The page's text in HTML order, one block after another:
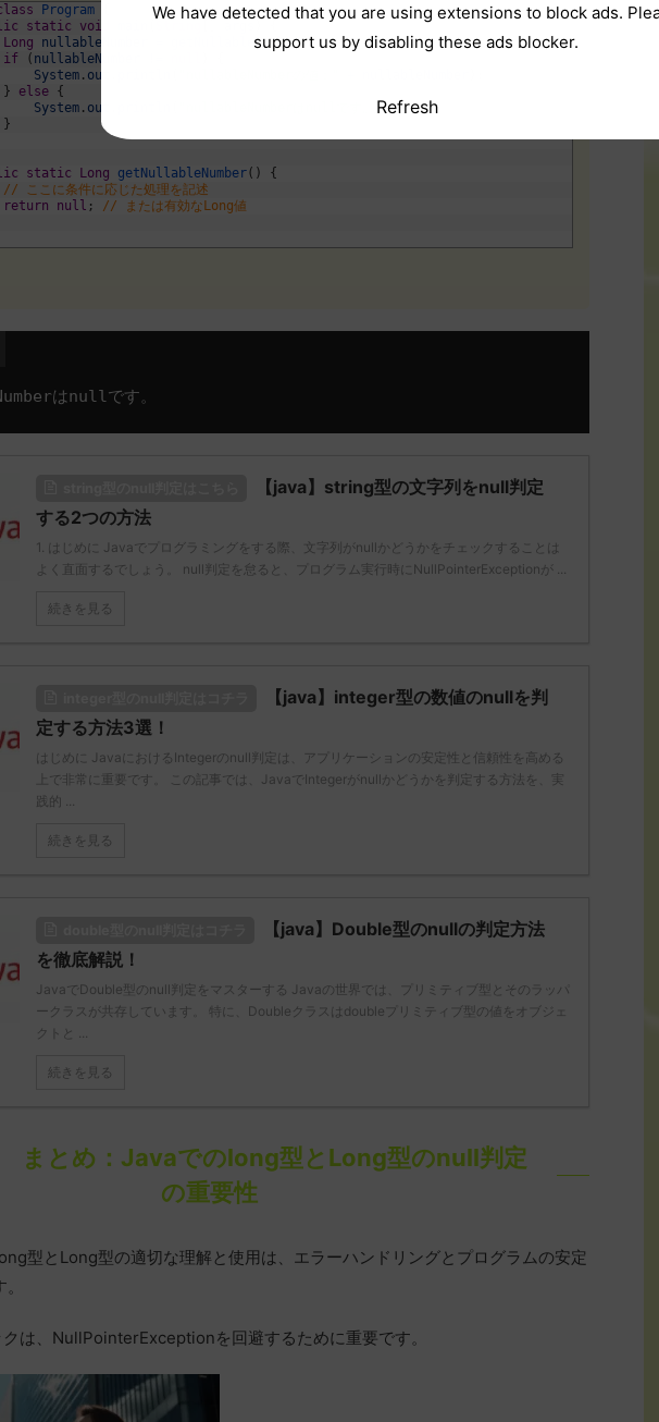
Program
static void
Long
nullableNumber getNullableNumber() ;
if
( nullableNumber
System . out
}
else {
System . out "nullableNumberはnullです。");
}
static Long getNullableNumber( )
{
// ここに条件に応じた処理を記述
return
null ;
// または有効なLong値
【java】string型の文字列をnull判定
する2つの方法
1. はじめに Javaでプログラミングをする際、文字列がnullかどうかをチェックすることは
よく直面するでしょう。 null判定を怠ると、プログラム実行時にNullPointerExceptionが ...
続きを見る
【java】integer型の数値のnullを判
定する方法3選！
はじめに JavaにおけるIntegerのnull判定は、アプリケーションの安定性と信頼性を高める
上で非常に重要です。 この記事では、JavaでIntegerがnullかどうかを判定する方法を、実
践的 ...
続きを見る
【java】Double型のnullの判定方法
を徹底解説！
JavaでDouble型のnull判定をマスターする Javaの世界では、プリミティブ型とそのラッパ
ークラスが共存しています。 特に、Doubleクラスはdoubleプリミティブ型の値をオブジェ
クトと ...
続きを見る
まとめ：Javaでのlong型とLong型のnull判定
の重要性
型とLong型の適切な理解と使用は、エラーハンドリングとプログラムの安定
は、NullPointerExceptionを回避するために重要です。
We have detected that you are using extensions to block ads.
support us by disabling these ads blocker.
Refresh